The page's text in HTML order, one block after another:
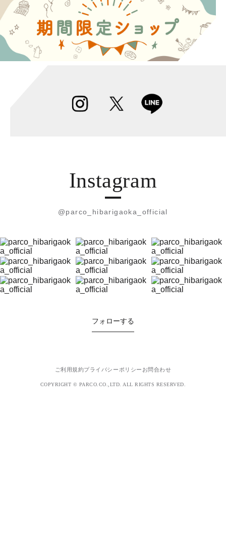
Instagram
@parco_hibarigaoka_official
フォローする
ご利用規約プライバシーポリシー お問合わせ
COPYRIGHT © PARCO.CO.,LTD. ALL RIGHTS RESERVED.